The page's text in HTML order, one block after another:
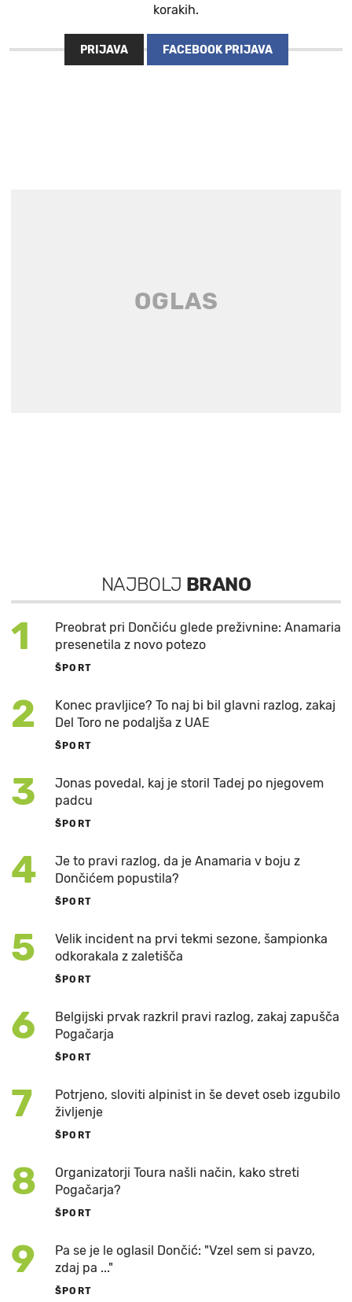
korakih.
PRIJAVA FACEBOOK PRIJAVA
NAJBOLJ BRANO
1
Preobrat pri Dončiću glede preživnine: Anamaria
presenetila z novo potezo
ŠPORT
2
Konec pravljice? To naj bi bil glavni razlog, zakaj
Del Toro ne podaljša z UAE
ŠPORT
3
Jonas povedal, kaj je storil Tadej po njegovem
padcu
ŠPORT
4
Je to pravi razlog, da je Anamaria v boju z
Dončićem popustila?
ŠPORT
5
Velik incident na prvi tekmi sezone, šampionka
odkorakala z zaletišča
ŠPORT
6
Belgijski prvak razkril pravi razlog, zakaj zapušča
Pogačarja
ŠPORT
7
Potrjeno, sloviti alpinist in še devet oseb izgubilo
življenje
ŠPORT
8
Organizatorji Toura našli način, kako streti
Pogačarja?
ŠPORT
9
Pa se je le oglasil Dončić: "Vzel sem si pavzo,
zdaj pa ..."
ŠPORT